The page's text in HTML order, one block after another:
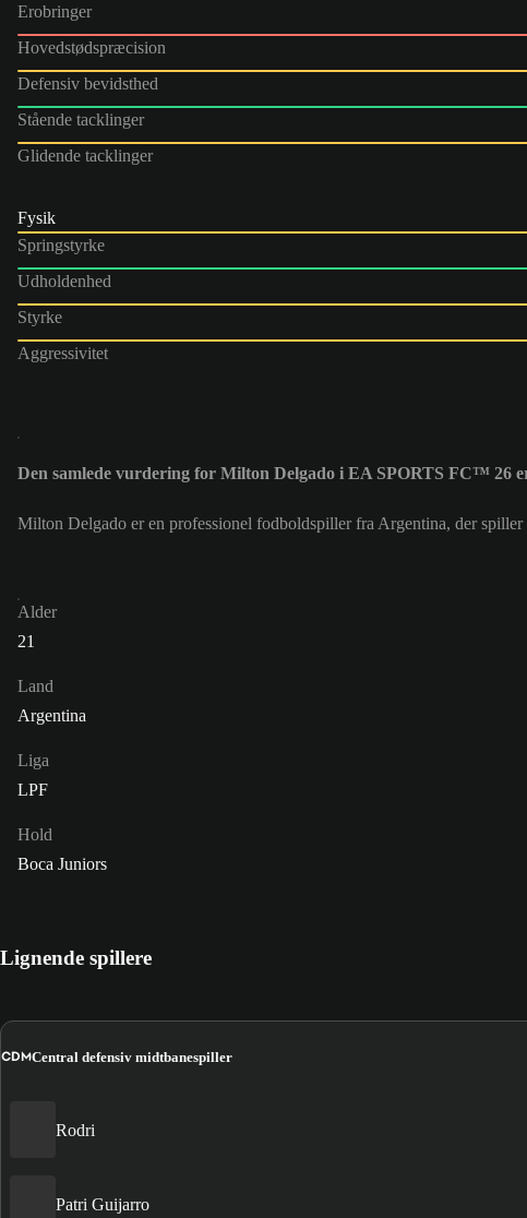
Erobringer
Hovedstødspræcision
Defensiv bevidsthed
Stående tacklinger
Glidende tacklinger
Fysik
Springstyrke
Udholdenhed
Styrke
Aggressivitet
Den samlede vurdering for Milton Delgado i EA SPORTS FC™ 26
Milton Delgado er en professionel fodboldspiller fra Argentina, der
Alder
21
Land
Argentina
Liga
LPF
Hold
Boca Juniors
Lignende spillere
CDMCentral defensiv midtbanespiller
Rodri
Patri Guijarro